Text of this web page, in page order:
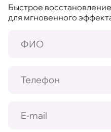
Быстрое
для мгновенного